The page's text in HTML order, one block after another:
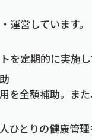
営しています。
定期的に実施し
全額補助。また
とりの健康管理